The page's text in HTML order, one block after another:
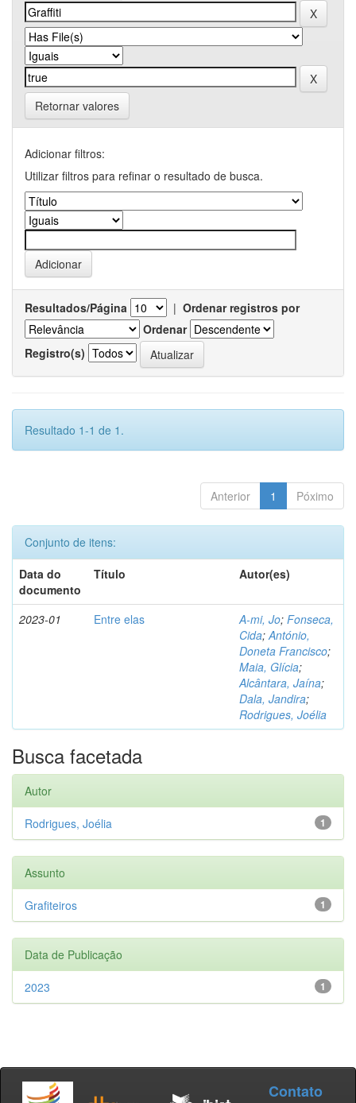
Retornar valores
Adicionar filtros:
Utilizar filtros para refinar o resultado de busca.
Resultados/Página | Ordenar registros por
Ordenar
Registro(s)
Resultado 1-1 de 1.
Anterior 1 Póximo
Conjunto de itens:
Data do
documento
Título Autor(es)
2023-01 Entre elas A-mi, Jo; Fonseca,
Cida;António,
Doneta Francisco;
Maia, Glícia;
Alcântara, Jaína;
Dala, Jandira;
Rodrigues, Joélia
Busca facetada
Autor
1
Rodrigues, Joélia
Assunto
1
Grafiteiros
Data de Publicação
1
2023
Contato